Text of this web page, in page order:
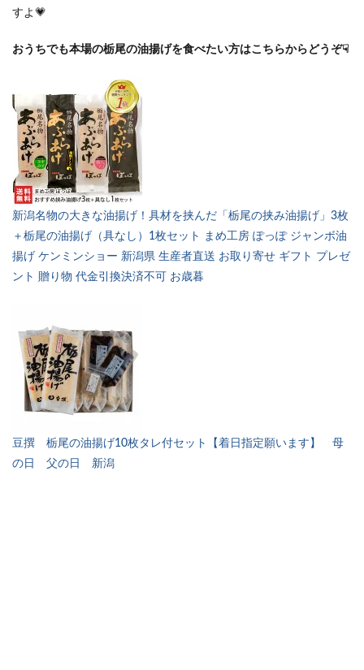
すよ💗
おうちでも本場の栃尾の油揚げを食べたい方はこちらからどうぞ☟
新潟名物の大きな油揚げ！具材を挟んだ「栃尾の挟み油揚げ」3枚
＋栃尾の油揚げ（具なし）1枚セット まめ工房 ぽっぽ ジャンボ油
揚げ ケンミンショー 新潟県 生産者直送 お取り寄せ ギフト プレゼ
ント 贈り物 代金引換決済不可 お歳暮
豆撰 栃尾の油揚げ10枚タレ付セット【着日指定願います】 母
の日 父の日 新潟